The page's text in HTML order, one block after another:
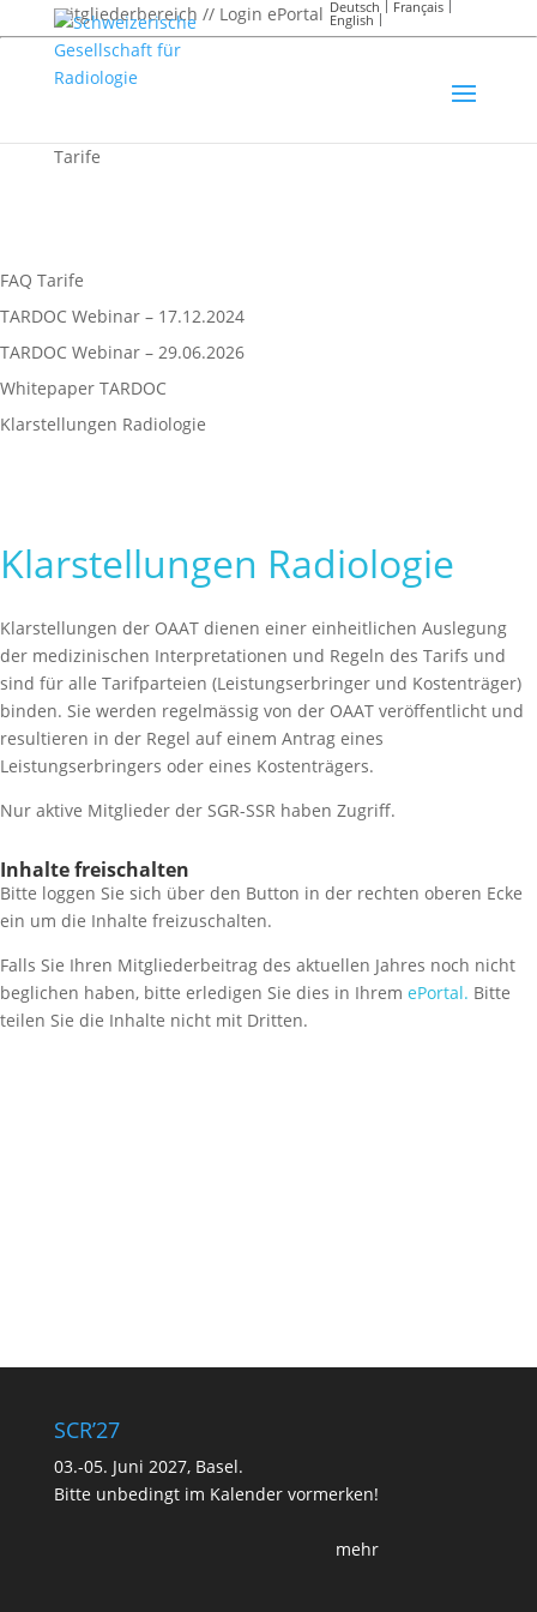
Mitgliederbereich // Login ePortal Deutsch Français
English
Tarife
FAQ Tarife
TARDOC Webinar – 17.12.2024
TARDOC Webinar – 29.06.2026
Whitepaper TARDOC
Klarstellungen Radiologie
Klarstellungen Radiologie
Klarstellungen der OAAT dienen einer einheitlichen Auslegung
der medizinischen Interpretationen und Regeln des Tarifs und
sind für alle Tarifparteien (Leistungserbringer und Kostenträger)
binden. Sie werden regelmässig von der OAAT veröffentlicht und
resultieren in der Regel auf einem Antrag eines
Leistungserbringers oder eines Kostenträgers.
Nur aktive Mitglieder der SGR-SSR haben Zugriff.
Inhalte freischalten
Bitte loggen Sie sich über den Button in der rechten oberen Ecke
ein um die Inhalte freizuschalten.
Falls Sie Ihren Mitgliederbeitrag des aktuellen Jahres noch nicht
beglichen haben, bitte erledigen Sie dies in Ihrem ePortal. Bitte
teilen Sie die Inhalte nicht mit Dritten.
SCR’27
03.-05. Juni 2027, Basel.
Bitte unbedingt im Kalender vormerken!
mehr